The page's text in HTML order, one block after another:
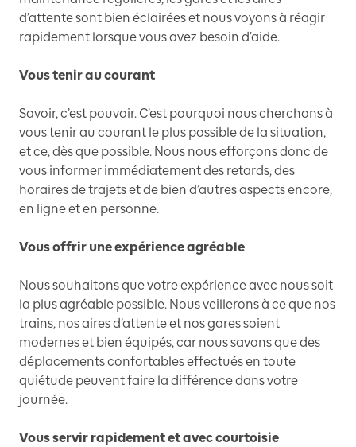
d’attente sont bien éclairées et nous voyons à réagir
rapidement lorsque vous avez besoin d’aide.
Vous tenir au courant
Savoir, c’est pouvoir. C’est pourquoi nous cherchons à
vous tenir au courant le plus possible de la situation,
et ce, dès que possible. Nous nous efforçons donc de
vous informer immédiatement des retards, des
horaires de trajets et de bien d’autres aspects encore,
en ligne et en personne.
Vous offrir une expérience agréable
Nous souhaitons que votre expérience avec nous soit
la plus agréable possible. Nous veillerons à ce que nos
trains, nos aires d’attente et nos gares soient
modernes et bien équipés, car nous savons que des
déplacements confortables effectués en toute
quiétude peuvent faire la différence dans votre
journée.
Vous servir rapidement et avec courtoisie